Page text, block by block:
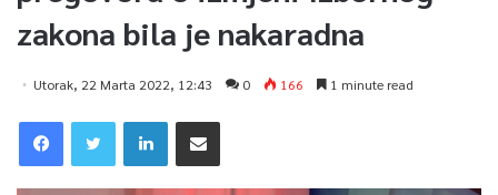
zakona bila je nakaradna
Utorak, 22 Marta 2022, 12:43 0 166 1 minute read